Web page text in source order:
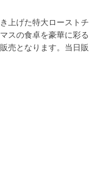
上げた特大ローストチ
スの食卓を豪華に彩る
売となります。当日販